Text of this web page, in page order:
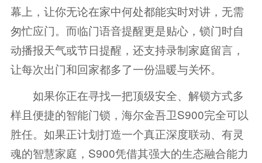
幕上，让你无论在家中何处都能实时对讲，无需
匆忙应门。而临门语音提醒更是贴心，锁门时自
动播报天气或节日提醒，还支持录制家庭留言，
让每次出门和回家都多了一份温暖与关怀。
如果你正在寻找一把顶级安全、解锁方式多
样且便捷的智能门锁，海尔金吾卫S900完全可以
胜任。如果正计划打造一个真正深度联动、有灵
魂的智慧家庭，S900凭借其强大的生态融合能力